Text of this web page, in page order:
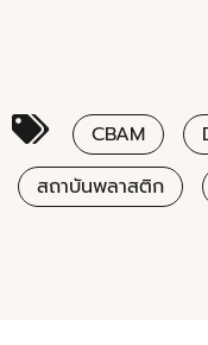
CBAM
สถาบันพลาสติก